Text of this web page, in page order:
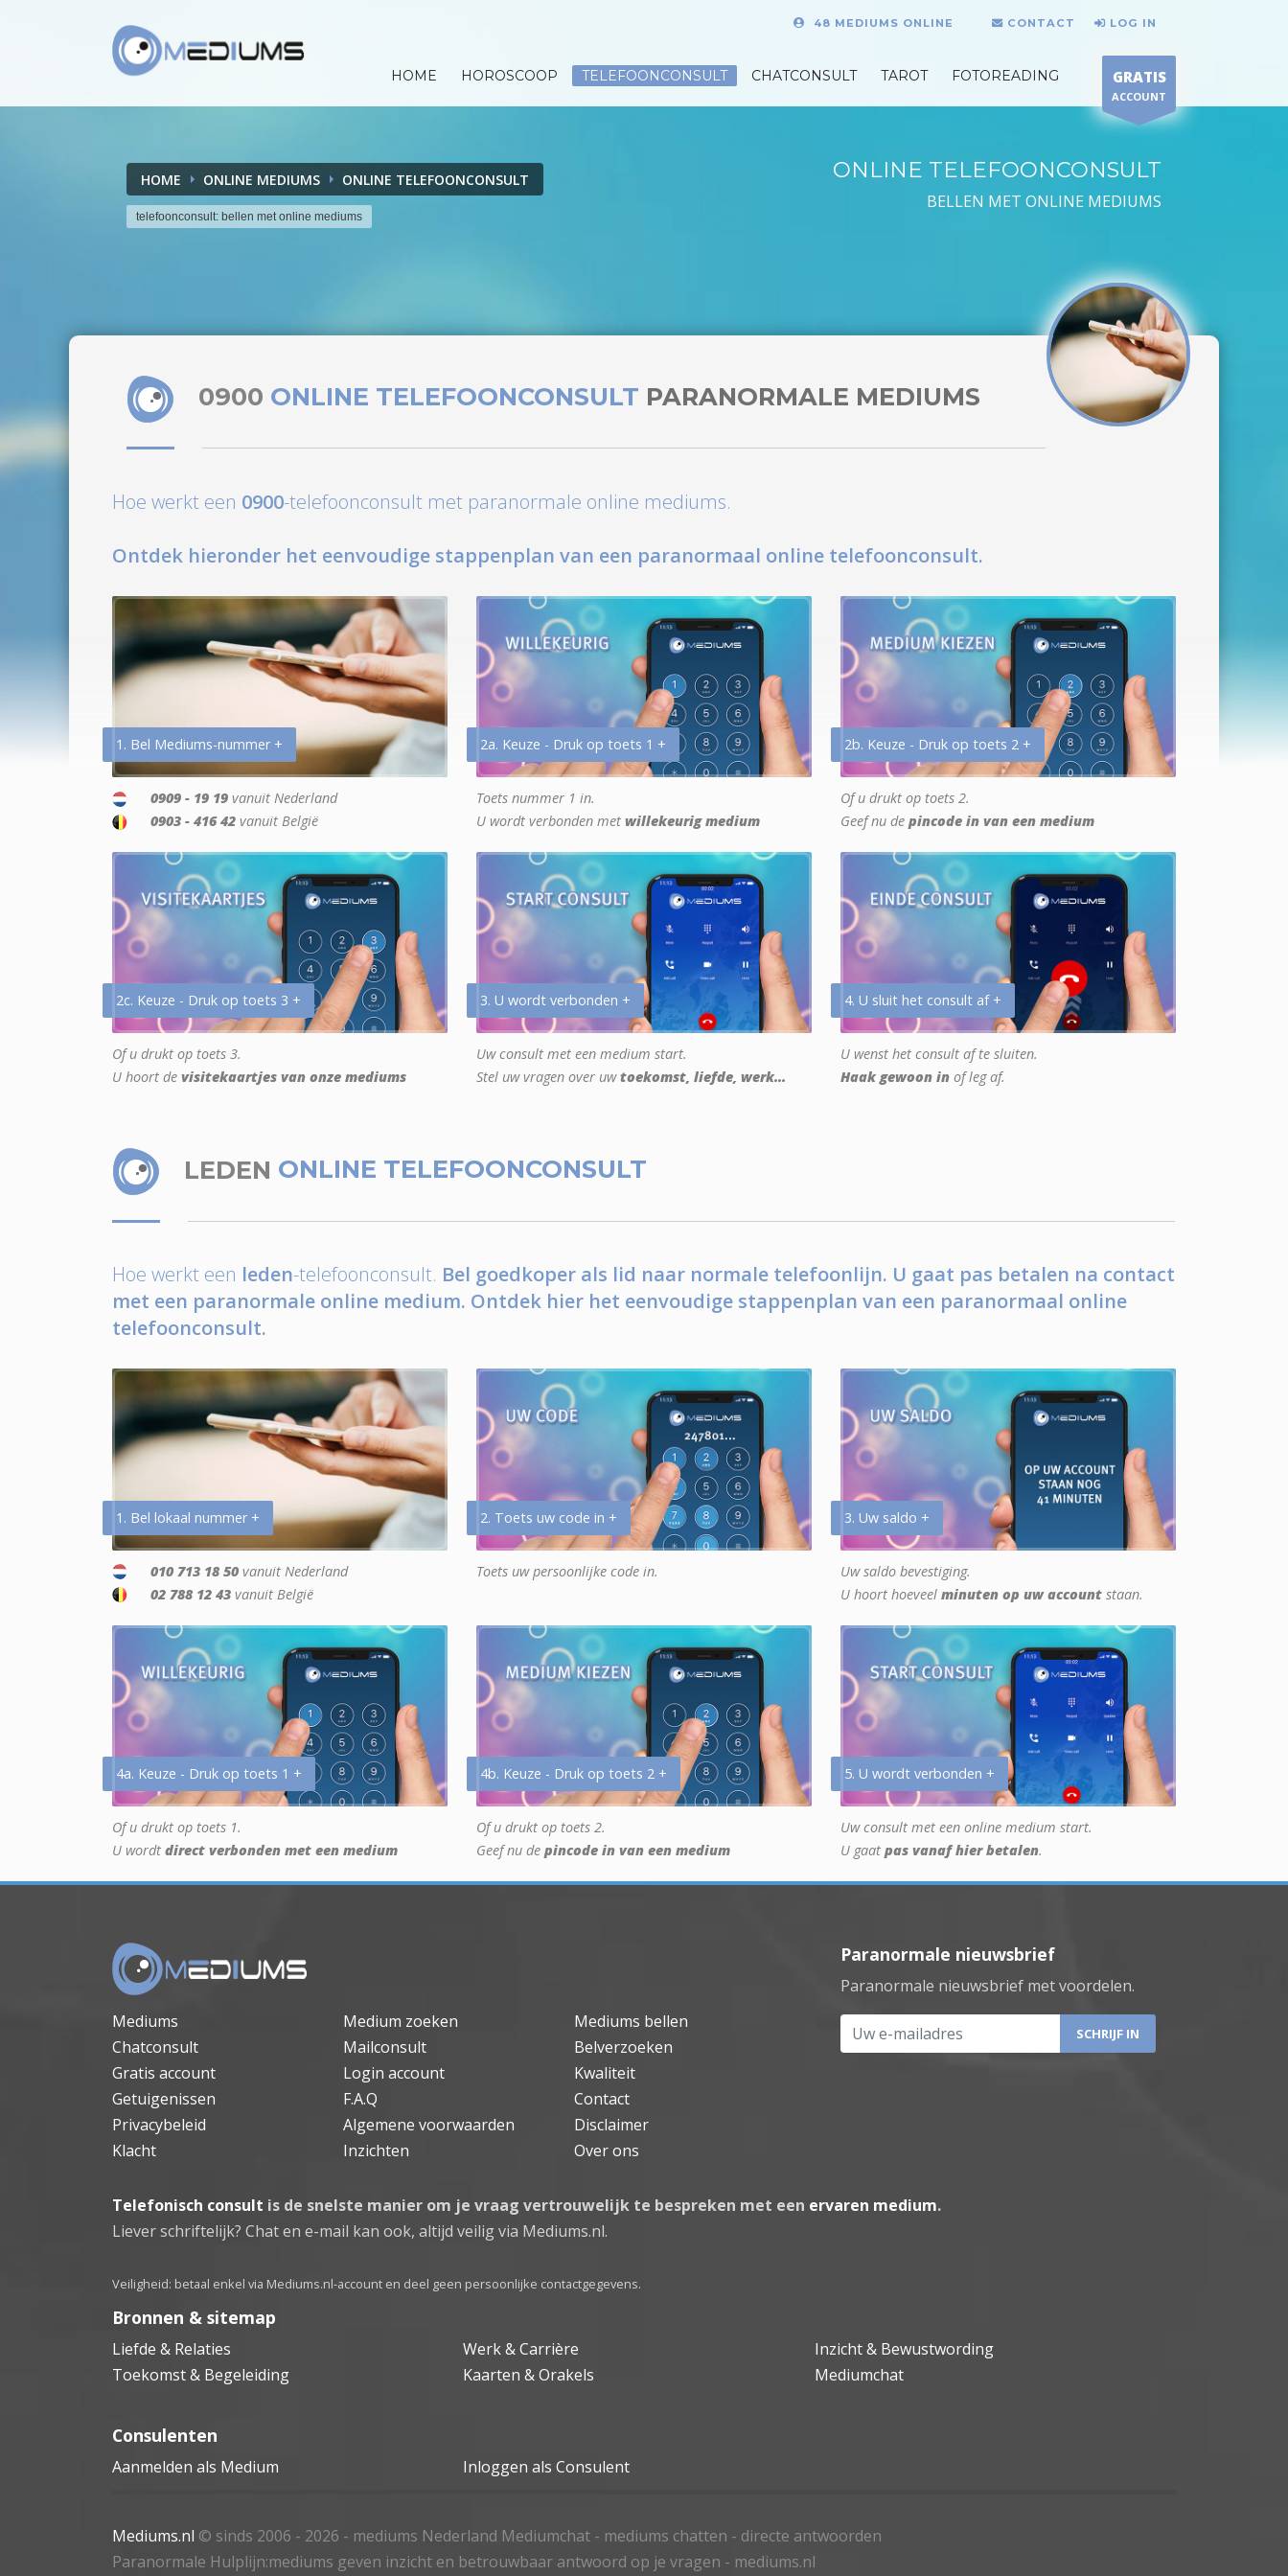
48 MEDIUMS ONLINE CONTACT LOG IN
HOME HOROSCOOP TELEFOONCONSULT CHATCONSULT TAROT FOTOREADING GRATIS
ACCOUNT
HOME ONLINE MEDIUMS ONLINE TELEFOONCONSULT
telefoonconsult: bellen met online mediums
ONLINE TELEFOONCONSULT
BELLEN MET ONLINE MEDIUMS
0900 ONLINE TELEFOONCONSULT PARANORMALE MEDIUMS
Hoe werkt een 0900-telefoonconsult met paranormale online mediums.
Ontdek hieronder het eenvoudige stappenplan van een paranormaal online telefoonconsult.
1. Bel Mediums-nummer +
0909 - 19 19 vanuit Nederland
0903 - 416 42 vanuit België
2a. Keuze - Druk op toets 1 +
Toets nummer 1 in.
U wordt verbonden met willekeurig medium
2b. Keuze - Druk op toets 2 +
Of u drukt op toets 2.
Geef nu de pincode in van een medium
2c. Keuze - Druk op toets 3 +
Of u drukt op toets 3.
U hoort de visitekaartjes van onze mediums
3. U wordt verbonden +
Uw consult met een medium start.
Stel uw vragen over uwtoekomst, liefde, werk...
4. U sluit het consult af +
U wenst het consult af te sluiten.
Haak gewoon in of leg af.
LEDEN ONLINE TELEFOONCONSULT
Hoe werkt een leden-telefoonconsult. Bel goedkoper als lid naar normale telefoonlijn. U gaat pas betalen na contact
met een paranormale online medium. Ontdek hier het eenvoudige stappenplan van een paranormaal online
telefoonconsult.
1. Bel lokaal nummer +
010 713 18 50 vanuit Nederland
02 788 12 43 vanuit België
2. Toets uw code in +
Toets uw persoonlijke code in.
3. Uw saldo +
Uw saldo bevestiging.
U hoort hoeveel minuten op uw account staan.
4a. Keuze - Druk op toets 1 +
Of u drukt op toets 1.
U wordt direct verbonden met een medium
4b. Keuze - Druk op toets 2 +
Of u drukt op toets 2.
Geef nu de pincode in van een medium
5. U wordt verbonden +
Uw consult met een online medium start.
U gaat pas vanaf hier betalen.
Mediums Medium zoeken
Mediums bellen
Chatconsult
Mailconsult
Belverzoeken
Gratis account
Login account
Kwaliteit
Getuigenissen
F.A.Q
Contact
Privacybeleid
Algemene voorwaarden
Disclaimer
Klacht
Inzichten Over ons
Paranormale nieuwsbrief
Paranormale nieuwsbrief met voordelen.
Uw e-mailadres
Telefonisch consult is de snelste manier om je vraag vertrouwelijk te bespreken met een ervaren medium.
Liever schriftelijk? Chat en e-mail kan ook, altijd veilig via Mediums.nl.
Veiligheid: betaal enkel via Mediums.nl-account en deel geen persoonlijke contactgegevens.
Bronnen & sitemap
Liefde & Relaties Werk & Carrière
Inzicht & Bewustwording
Toekomst & Begeleiding
Kaarten & Orakels Mediumchat
Consulenten
Aanmelden als Medium Inloggen als Consulent
Mediums.nl © sinds 2006 - 2026 - mediums Nederland Mediumchat - mediums chatten - directe antwoorden
Paranormale Hulplijn:mediums geven inzicht en betrouwbaar antwoord op je vragen - mediums.nl